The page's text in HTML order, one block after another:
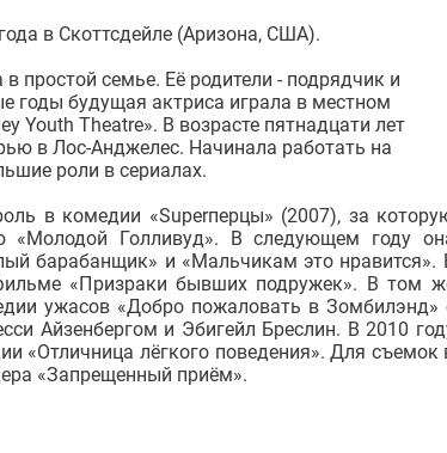
в Скоттсдейле (Аризона, США).
простой семье. Её родители - подрядчик и
годы будущая актриса играла в местном
Youth Theatre». В возрасте пятнадцати лет
в Лос-Анджелес. Начинала работать на
роли в сериалах.
в комедии «Superперцы» (2007), за
«Молодой Голливуд». В следующем году
барабанщик» и «Мальчикам это нравится».
«Призраки бывших подружек». В том
ужасов «Добро пожаловать в Зомбилэнд»
Айзенбергом и Эбигейл Бреслин. В 2010
«Отличница лёгкого поведения». Для съемок
«Запрещенный приём».